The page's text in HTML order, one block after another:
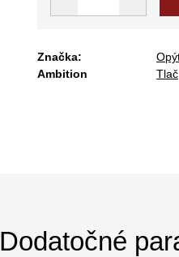
Značka:
Ambition
Tlač
Dodatočné